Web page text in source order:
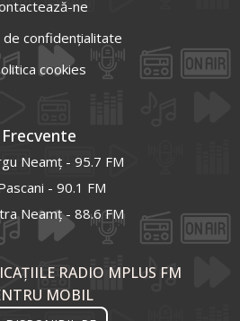
ne
de confidențialitate
cookies
Frecvente
Neamț - 95.7 FM
- 90.1 FM
Neamț - 88.6 FM
RADIO MPLUS FM
MOBIL